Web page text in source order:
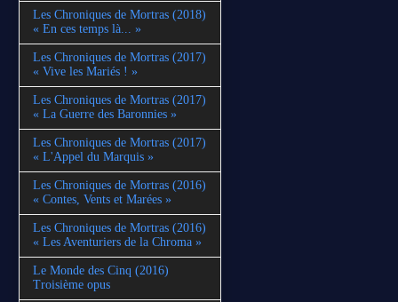
Les Chroniques de Mortras (2018)
« En ces temps là... »
Les Chroniques de Mortras (2017)
« Vive les Mariés ! »
Les Chroniques de Mortras (2017)
« La Guerre des Baronnies »
Les Chroniques de Mortras (2017)
« L'Appel du Marquis »
Les Chroniques de Mortras (2016)
« Contes, Vents et Marées »
Les Chroniques de Mortras (2016)
« Les Aventuriers de la Chroma »
Le Monde des Cinq (2016)
Troisième opus